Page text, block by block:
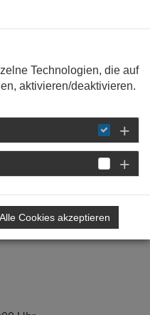
Technologien, die auf
aktivieren/deaktivieren.
Alle Cookies akzeptieren